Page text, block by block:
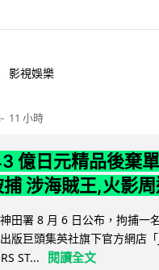
影視娛樂
11 小時
億日元精品後棄
涉海賊王,火影
田署 8 月 6 日公布，拘捕一
版巨頭集英社旗下官方網店
ST...
閱讀全文